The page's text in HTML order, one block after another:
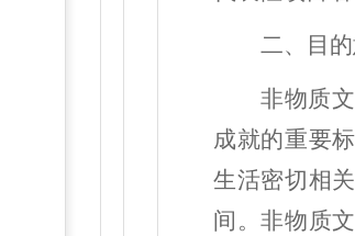
二、目
非物质
成就的重要
生活密切相
间。非物质